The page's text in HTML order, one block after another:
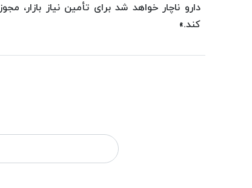
دارو ناچار خواهد شد برای تأمین نیاز بازار،
کند.»